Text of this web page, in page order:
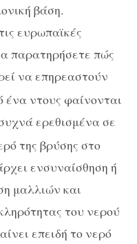
βάση.
ευρωπαϊκές
παρατηρήσετε πώς
να επηρεαστούν
ντους φαίνονται
ερεθισμένα σε
της βρύσης στο
ενσυναίσθηση ή
μαλλιών και
του νερού
επειδή το νερό